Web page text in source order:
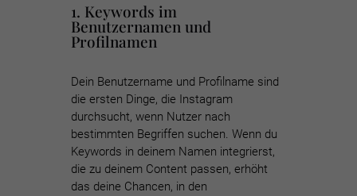
1. Keywords im
Benutzernamen und
Profilnamen
Dein Benutzername und Profilname sind
die ersten Dinge, die Instagram
durchsucht, wenn Nutzer nach
bestimmten Begriffen suchen. Wenn du
Keywords in deinem Namen integrierst,
die zu deinem Content passen, erhöht
das deine Chancen, in den